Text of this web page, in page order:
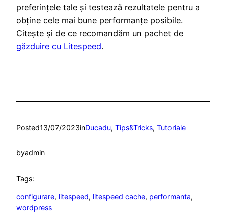
preferințele tale și testează rezultatele pentru a
obține cele mai bune performanțe posibile.
Citește și de ce recomandăm un pachet de
găzduire cu Litespeed.
Posted13/07/2023inDucadu, Tips&Tricks, Tutoriale
byadmin
Tags:
configurare, litespeed, litespeed cache, performanta
wordpress